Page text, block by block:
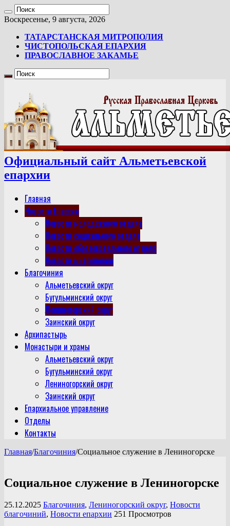
Воскресенье, 9 августа, 2026
ТАТАРСТАНСКАЯ МИТРОПОЛИЯ
ЧИСТОПОЛЬСКАЯ ЕПАРХИЯ
ПРАВОСЛАВНОЕ ЗАКАМЬЕ
Официальный сайт Альметьевской
епархии
Главная
Новости Епархии
Новости молодежного отдела
Новости социального отдела
Новости образовательного отдела
Новости митрополии
Благочиния
Альметьевский округ
Бугульминский округ
Лениногорский округ
Заинский округ
Архипастырь
Монастыри и храмы
Альметьевский округ
Бугульминский округ
Лениногорский округ
Заинский округ
Епархиальное управление
Отделы
Контакты
Главная/Благочиния/Социальное служение в Лениногорске
Социальное служение в Лениногорске
25.12.2025 Благочиния, Лениногорский округ, Новости
благочиний, Новости епархии 251 Просмотров